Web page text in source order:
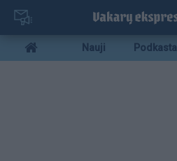
Pereiti
pagrindinį
turinį
Mobile
menu
Nauji